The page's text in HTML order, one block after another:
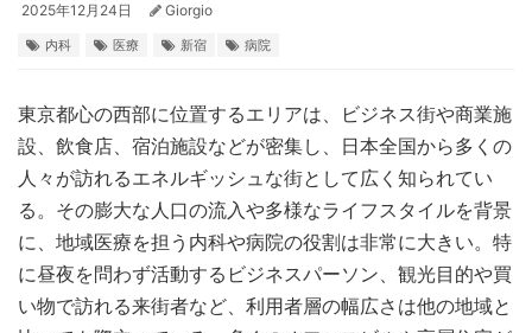
2025年12月24日 Giorgio
内科 医療 新宿 病院
東京都心の西部に位置するエリアは、ビジネス街や商業施
設、飲食店、宿泊施設などが密集し、日本全国から多くの
人々が訪れるエネルギッシュな街として広く知られてい
る。 その膨大な人口の流入や多様なライフスタイルを背景
に、地域医療を担う内科や病院の役割は非常に大きい。特
に昼夜を問わず活動するビジネスパーソン、観光目的や買
い物で訪れる来街者など、利用者層の幅広さは他の地域と